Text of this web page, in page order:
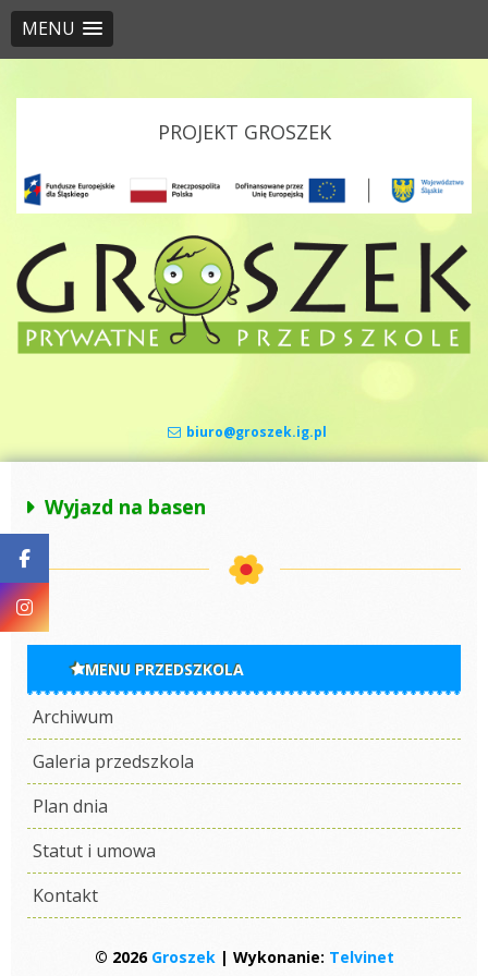
MENU
Skip to content
PROJEKT GROSZEK
biuro@groszek.ig.pl
Wyjazd na basen
MENU PRZEDSZKOLA
Archiwum
Galeria przedszkola
Plan dnia
Statut i umowa
Kontakt
© 2026 Groszek| Wykonanie: Telvinet